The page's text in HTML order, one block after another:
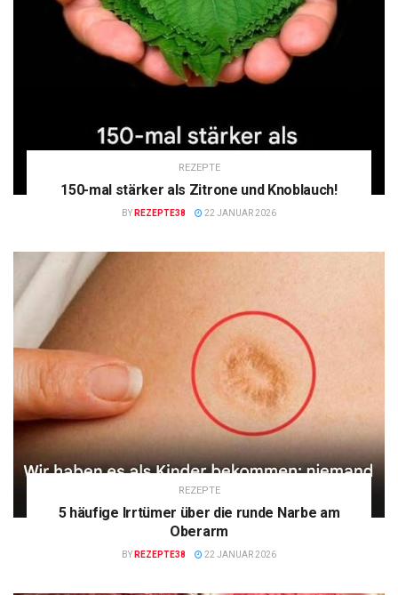
REZEPTE
150-mal stärker als Zitrone und Knoblauch!
BY REZEPTE38 22 JANUAR 2026
REZEPTE
5 häufige Irrtümer über die runde Narbe am
Oberarm
BY REZEPTE38 22 JANUAR 2026